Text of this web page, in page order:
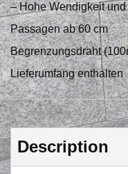
– Hohe Wendigkeit
Passagen ab 60 cm
Begrenzungsdraht
Lieferumfang enthalten
Description